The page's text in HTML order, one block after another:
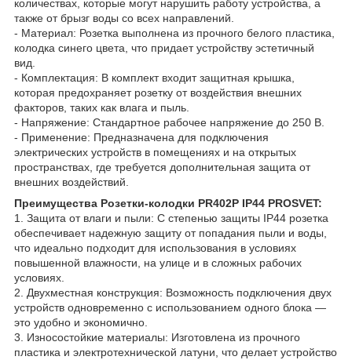
количествах, которые могут нарушить работу устройства, а
также от брызг воды со всех направлений.
- Материал: Розетка выполнена из прочного белого пластика,
колодка синего цвета, что придает устройству эстетичный
вид.
- Комплектация: В комплект входит защитная крышка,
которая предохраняет розетку от воздействия внешних
факторов, таких как влага и пыль.
- Напряжение: Стандартное рабочее напряжение до 250 В.
- Применение: Предназначена для подключения
электрических устройств в помещениях и на открытых
пространствах, где требуется дополнительная защита от
внешних воздействий.
Преимущества Розетки-колодки PR402P IP44 PROSVET:
1. Защита от влаги и пыли: С степенью защиты IP44 розетка
обеспечивает надежную защиту от попадания пыли и воды,
что идеально подходит для использования в условиях
повышенной влажности, на улице и в сложных рабочих
условиях.
2. Двухместная конструкция: Возможность подключения двух
устройств одновременно с использованием одного блока —
это удобно и экономично.
3. Износостойкие материалы: Изготовлена из прочного
пластика и электротехнической латуни, что делает устройство